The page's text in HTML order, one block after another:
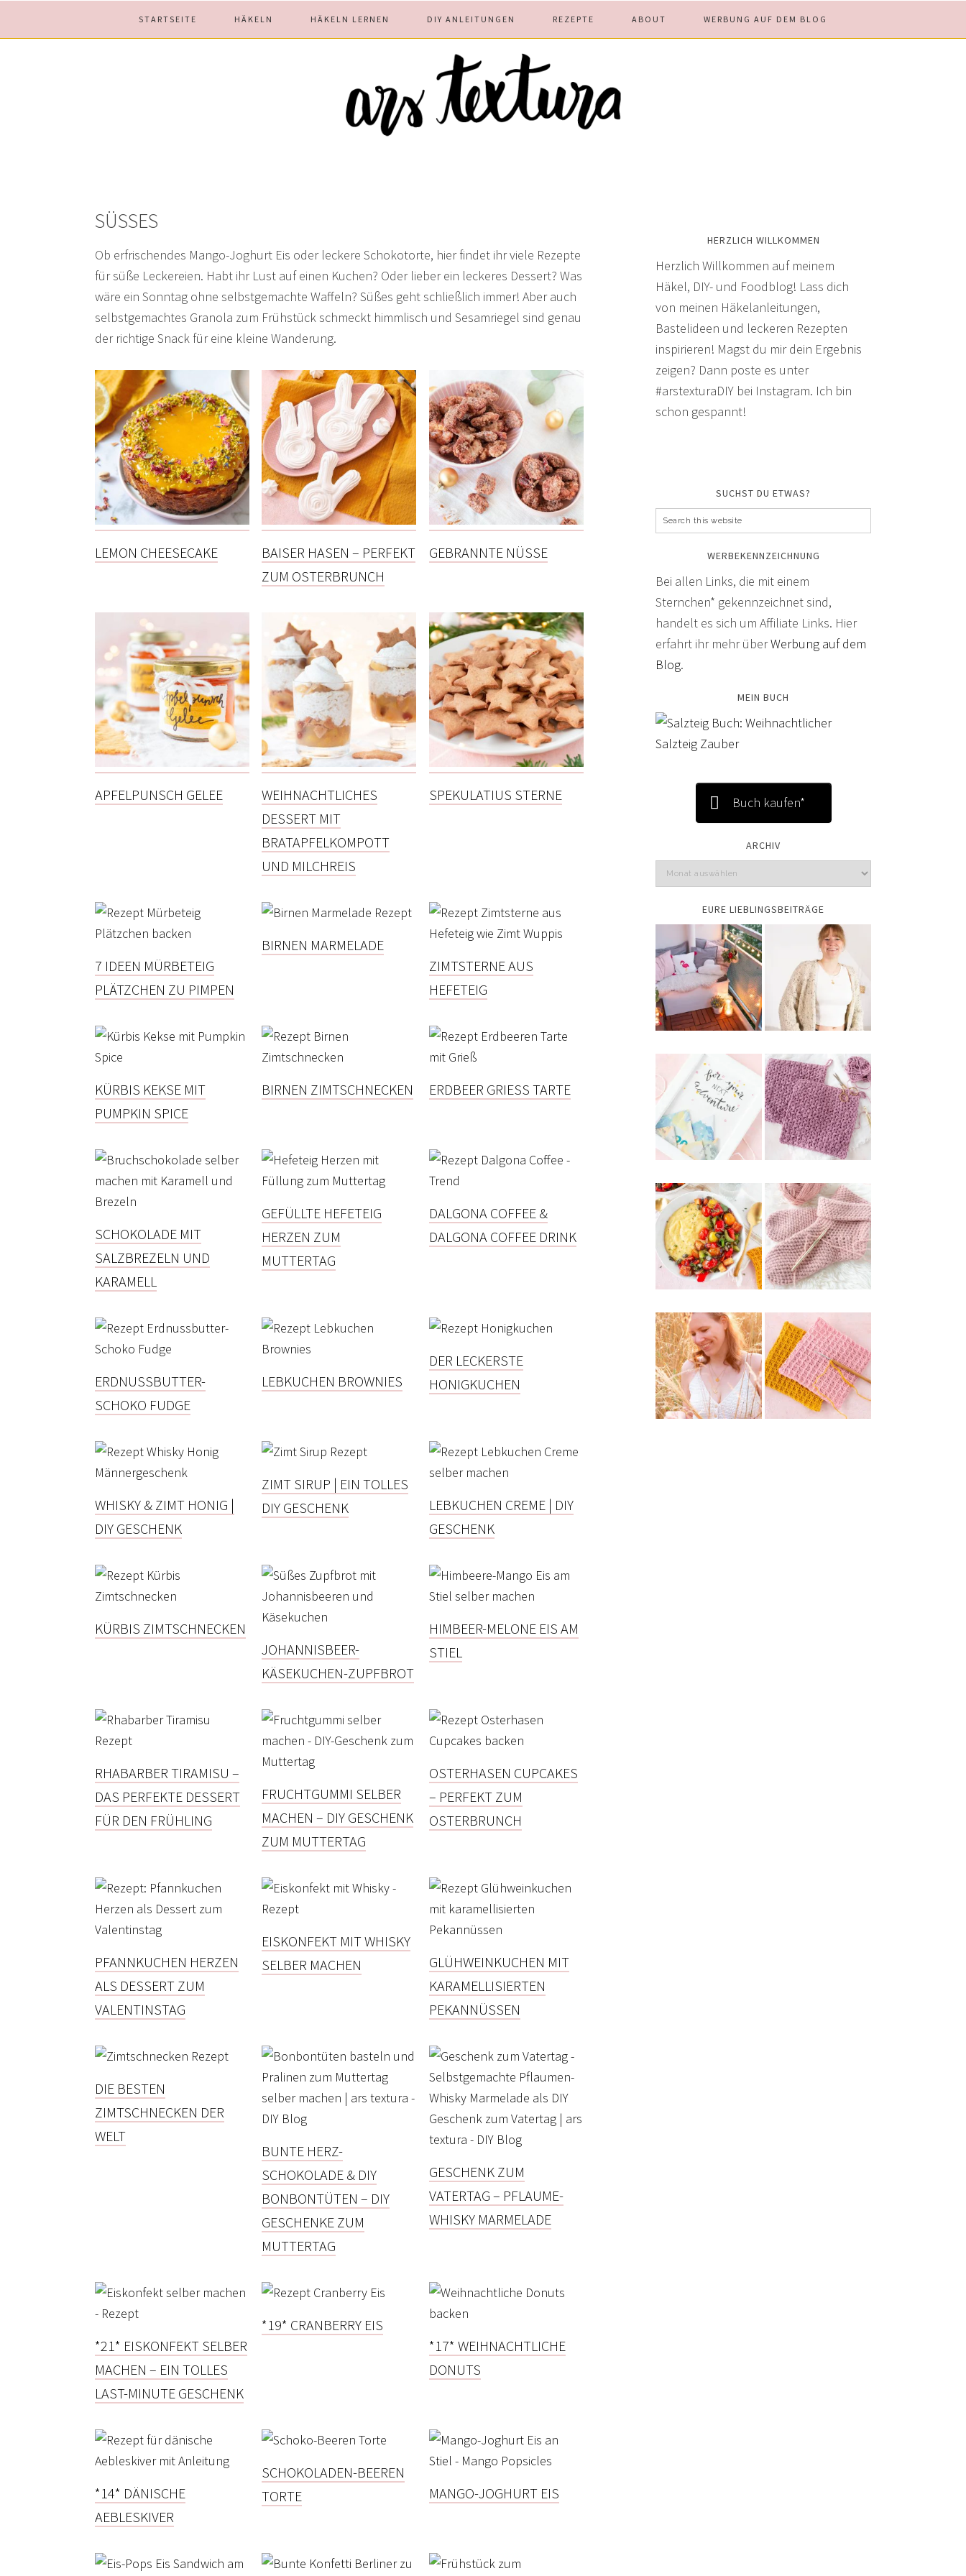
STARTSEITE HÄKELN HÄKELN LERNEN DIY ANLEITUNGEN REZEPTE ABOUT WERBUNG AUF DEM BLOG
SÜSSES
Ob erfrischendes Mango-Joghurt Eis oder leckere Schokotorte, hier findet ihr viele Rezepte
für süße Leckereien. Habt ihr Lust auf einen Kuchen? Oder lieber ein leckeres Dessert? Was
wäre ein Sonntag ohne selbstgemachte Waffeln? Süßes geht schließlich immer! Aber auch
selbstgemachtes Granola zum Frühstück schmeckt himmlisch und Sesamriegel sind genau
der richtige Snack für eine kleine Wanderung.
LEMON CHEESECAKE
BAISER HASEN – PERFEKT
ZUM OSTERBRUNCH
GEBRANNTE NÜSSE
APFELPUNSCH GELEE
WEIHNACHTLICHES
DESSERT MIT
BRATAPFELKOMPOTT
UND MILCHREIS
SPEKULATIUS STERNE
7 IDEEN MÜRBETEIG
PLÄTZCHEN ZU PIMPEN
BIRNEN MARMELADE
ZIMTSTERNE AUS
HEFETEIG
KÜRBIS KEKSE MIT
PUMPKIN SPICE
BIRNEN ZIMTSCHNECKEN ERDBEER GRIESS TARTE
SCHOKOLADE MIT
SALZBREZELN UND
KARAMELL
GEFÜLLTE HEFETEIG
HERZEN ZUM
MUTTERTAG
DALGONA COFFEE &
DALGONA COFFEE DRINK
ERDNUSSBUTTER-
SCHOKO FUDGE
LEBKUCHEN BROWNIES
DER LECKERSTE
HONIGKUCHEN
WHISKY & ZIMT HONIG |
DIY GESCHENK
ZIMT SIRUP | EIN TOLLES
DIY GESCHENK
LEBKUCHEN CREME | DIY
GESCHENK
KÜRBIS ZIMTSCHNECKEN
JOHANNISBEER-
KÄSEKUCHEN-ZUPFBROT
HIMBEER-MELONE EIS AM
STIEL
RHABARBER TIRAMISU –
DAS PERFEKTE DESSERT
FÜR DEN FRÜHLING
FRUCHTGUMMI SELBER
MACHEN – DIY GESCHENK
ZUM MUTTERTAG
OSTERHASEN CUPCAKES
– PERFEKT ZUM
OSTERBRUNCH
PFANNKUCHEN HERZEN
ALS DESSERT ZUM
VALENTINSTAG
EISKONFEKT MIT WHISKY
SELBER MACHEN
GLÜHWEINKUCHEN MIT
KARAMELLISIERTEN
PEKANNÜSSEN
DIE BESTEN
ZIMTSCHNECKEN DER
WELT
BUNTE HERZ-
SCHOKOLADE & DIY
BONBONTÜTEN – DIY
GESCHENKE ZUM
MUTTERTAG
GESCHENK ZUM
VATERTAG – PFLAUME-
WHISKY MARMELADE
*21* EISKONFEKT SELBER
MACHEN – EIN TOLLES
LAST-MINUTE GESCHENK
*19* CRANBERRY EIS
*17* WEIHNACHTLICHE
DONUTS
*14* DÄNISCHE
AEBLESKIVER
SCHOKOLADEN-BEEREN
TORTE
MANGO-JOGHURT EIS
HERZLICH WILLKOMMEN
Herzlich Willkommen auf meinem
Häkel, DIY- und Foodblog! Lass dich
von meinen Häkelanleitungen,
Bastelideen und leckeren Rezepten
inspirieren! Magst du mir dein Ergebnis
zeigen? Dann poste es unter
#arstexturaDIY bei Instagram. Ich bin
schon gespannt!
SUCHST DU ETWAS?
WERBEKENNZEICHNUNG
Bei allen Links, die mit einem
Sternchen* gekennzeichnet sind,
handelt es sich um Affiliate Links. Hier
erfahrt ihr mehr überWerbung auf dem
Blog.
MEIN BUCH
Buch kaufen*
ARCHIV
EURE LIEBLINGSBEITRÄGE